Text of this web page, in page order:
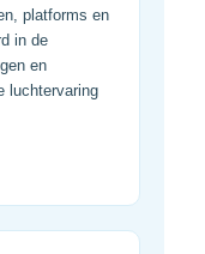
platforms en
in de
en
luchtervaring